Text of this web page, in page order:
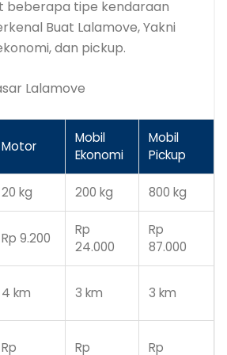
beberapa tipe kendaraan
Buat Lalamove, Yakni
dan pickup.
Lalamove
Motor
Mobil
Ekonomi
Mobil
Pickup
20 kg 200 kg 800 kg
Rp 9.200
Rp
24.000
Rp
87.000
4 km 3 km 3 km
Rp
Rp
Rp